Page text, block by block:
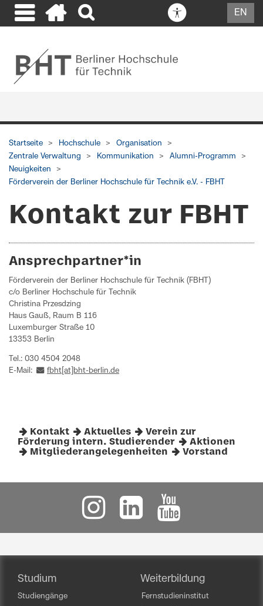
EN
Startseite Hochschule
Organisation
Zentrale Verwaltung
Kommunikation
Alumni-Programm
Neuigkeiten
Förderverein der Berliner Hochschule für Technik e.V. - FBHT
Kontakt zur FBHT
Ansprechpartner*in
Förderverein der Berliner Hochschule für Technik (FBHT)
c/o Berliner Hochschule für Technik
Christina Przesdzing
Haus Gauß, Raum B 116
Luxemburger Straße 10
13353 Berlin
Tel.: 030 4504 2048
E-Mail:
fbht[at]bht-berlin.de
Kontakt Aktuelles
Verein zur
Förderung intern. Studierender
Aktionen
Mitgliederangelegenheiten
Vorstand
Studium
Studiengänge
Weiterbildung
Fernstudieninstitut